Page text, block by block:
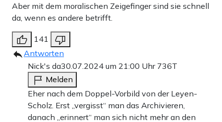
Aber mit dem moralischen Zeigefinger sind sie schnell
da, wenn es andere betrifft.
141
Antworten
Nick's da30.07.2024 um 21:00 Uhr 736T
Melden
Eher nach dem Doppel-Vorbild von der Leyen-
Scholz. Erst „vergisst“ man das Archivieren,
danach „erinnert“ man sich nicht mehr an den